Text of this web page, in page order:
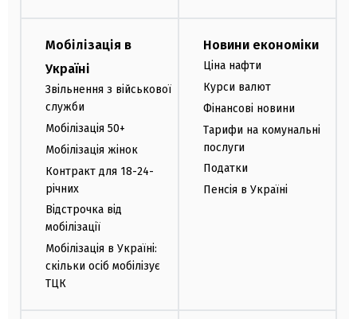
Мобілізація в
Україні
Звільнення з військової
служби
Мобілізація 50+
Мобілізація жінок
Контракт для 18-24-
річних
Відстрочка від
мобілізації
Мобілізація в Україні:
скільки осіб мобілізує
ТЦК
Новини економіки
Ціна нафти
Курси валют
Фінансові новини
Тарифи на комунальні
послуги
Податки
Пенсія в Україні